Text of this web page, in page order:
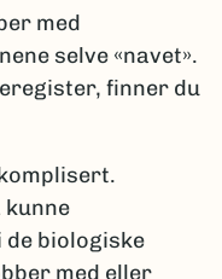
med
selve «navet».
finner du
de biologiske
med eller